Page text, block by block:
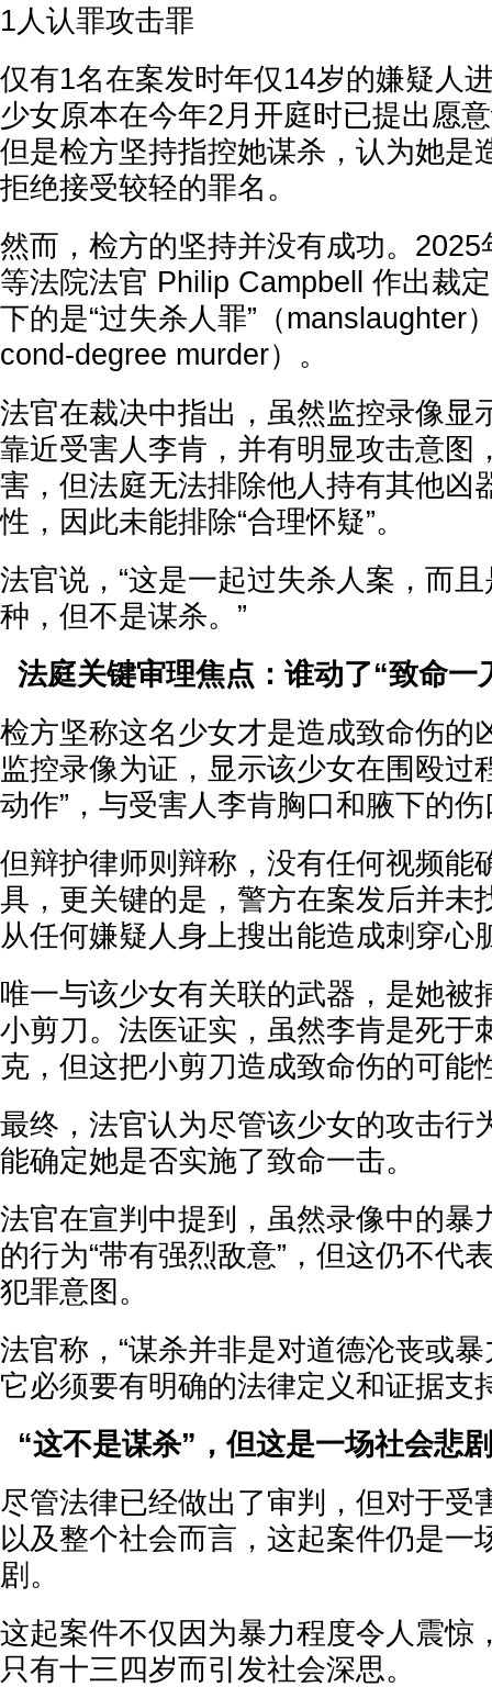
1人认罪攻击罪
仅有1名在案发时年仅14岁的嫌疑人
少女原本在今年2月开庭时已提出愿
但是检方坚持指控她谋杀，认为她是
拒绝接受较轻的罪名。
然而，检方的坚持并没有成功。
等法院法官 Philip Campbell 作出裁
下的是“过失杀人罪”（manslaughter
cond-degree murder）。
法官在裁决中指出，虽然监控录像显
靠近受害人李肯，并有明显攻击意图
害，但法庭无法排除他人持有其他凶
性，因此未能排除“合理怀疑”。
法官说，“这是一起过失杀人案，而
种，但不是谋杀。”
法庭关键审理焦点：谁动了“致命
检方坚称这名少女才是造成致命伤的
监控录像为证，显示该少女在围殴过
动作”，与受害人李肯胸口和腋下的
但辩护律师则辩称，没有任何视频能
具，更关键的是，警方在案发后并未
从任何嫌疑人身上搜出能造成刺穿心
唯一与该少女有关联的武器，是她被
小剪刀。法医证实，虽然李肯是死于
克，但这把小剪刀造成致命伤的可能
最终，法官认为尽管该少女的攻击行
能确定她是否实施了致命一击。
法官在宣判中提到，虽然录像中的暴
的行为“带有强烈敌意”，但这仍不代
犯罪意图。
法官称，“谋杀并非是对道德沦丧或
它必须要有明确的法律定义和证据支
“这不是谋杀”，但这是一场社会悲
尽管法律已经做出了审判，但对于受
以及整个社会而言，这起案件仍是一
剧。
这起案件不仅因为暴力程度令人震惊
只有十三四岁而引发社会深思。